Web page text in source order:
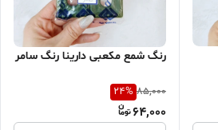
رنگ شمع مکعبی دارینا رنگ سامر
85,000
24%
64,000